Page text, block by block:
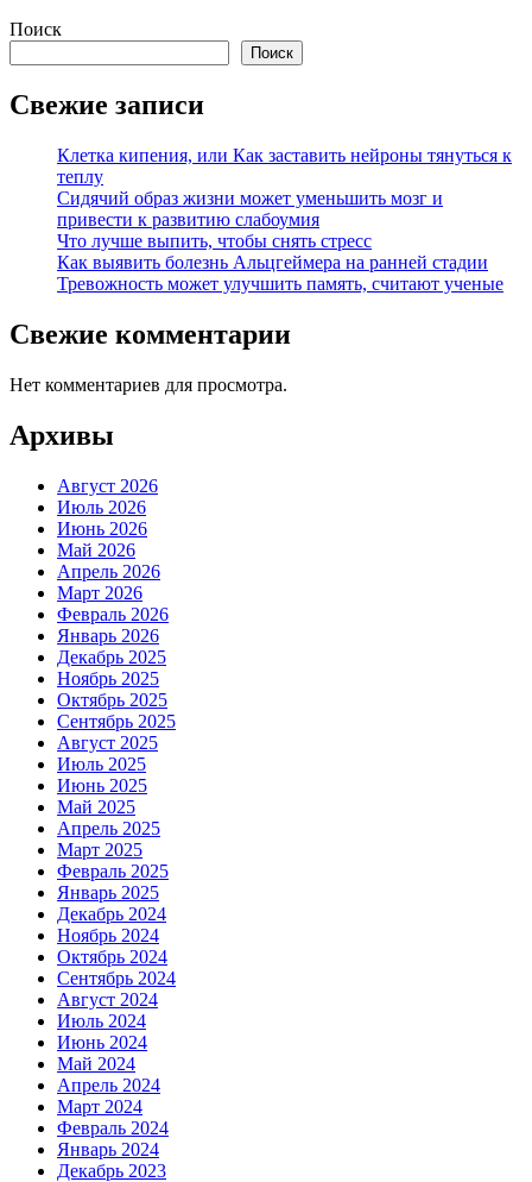
Поиск
Поиск
Свежие записи
Клетка кипения, или Как заставить нейроны тянуться к
теплу
Сидячий образ жизни может уменьшить мозг и
привести к развитию слабоумия
Что лучше выпить, чтобы снять стресс
Как выявить болезнь Альцгеймера на ранней стадии
Тревожность может улучшить память, считают ученые
Свежие комментарии
Нет комментариев для просмотра.
Архивы
Август 2026
Июль 2026
Июнь 2026
Май 2026
Апрель 2026
Март 2026
Февраль 2026
Январь 2026
Декабрь 2025
Ноябрь 2025
Октябрь 2025
Сентябрь 2025
Август 2025
Июль 2025
Июнь 2025
Май 2025
Апрель 2025
Март 2025
Февраль 2025
Январь 2025
Декабрь 2024
Ноябрь 2024
Октябрь 2024
Сентябрь 2024
Август 2024
Июль 2024
Июнь 2024
Май 2024
Апрель 2024
Март 2024
Февраль 2024
Январь 2024
Декабрь 2023